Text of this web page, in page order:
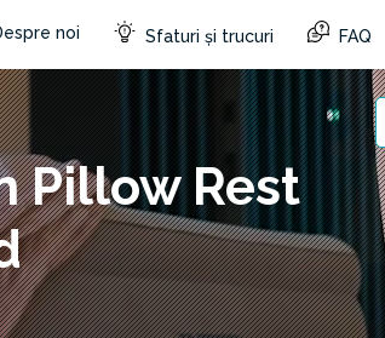
noi Sfaturi și trucuri FAQ
Pillow Rest